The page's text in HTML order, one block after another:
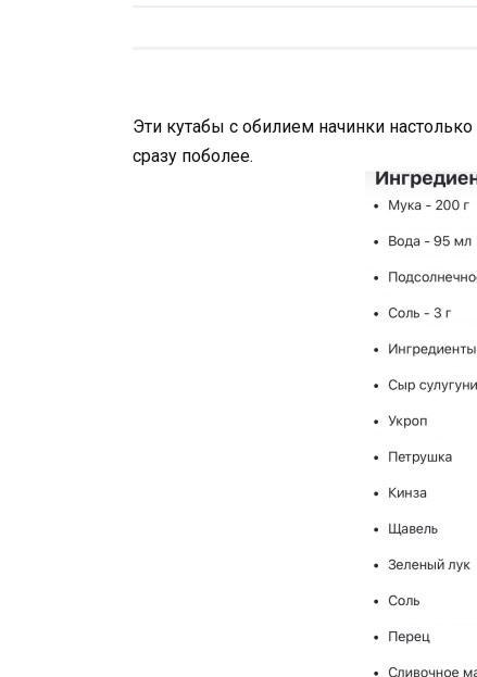
Эти кутабы с обилием начинки
сразу поболее.